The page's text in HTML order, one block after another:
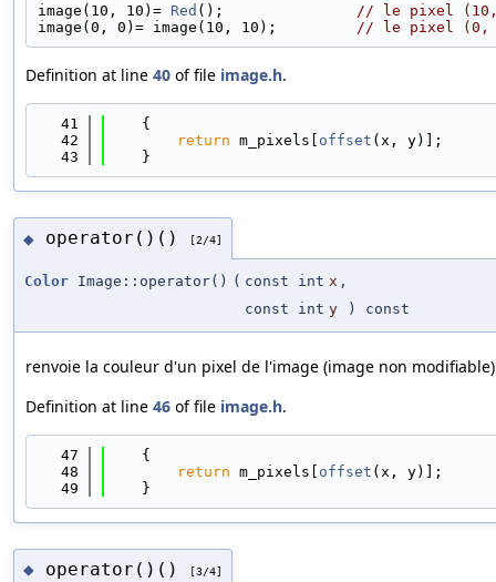
image(10, 10)= Red ();
// le pixel (10,
image(0, 0)= image(10, 10);
// le pixel (0,
Definition at line 40 of file image.h.
   41
    {
   42
return m_pixels[ offset (x, y)];
   43
    }
◆ operator()() [2/4]
Color Image::operator() ( const int x ,
const int y ) const
renvoie la couleur d'un pixel de l'image (image non
Definition at line 46 of file image.h.
   47
    {
   48
return m_pixels[ offset (x, y)];
   49
    }
◆ operator()() [3/4]